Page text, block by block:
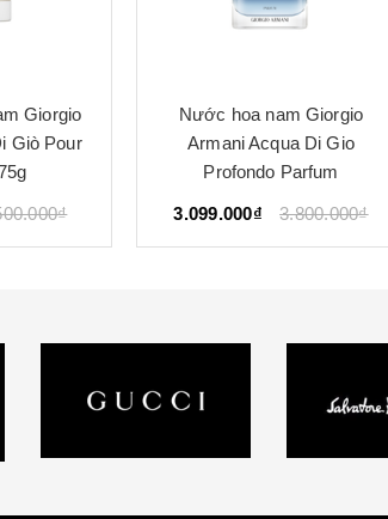
Giorgio
Di Gio
Giorgio Armani Rose Milano
Soie De Nacre Limited 100ml
5.699.000₫ 7.500.000₫